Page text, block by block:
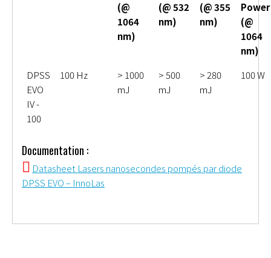
(@
1064
nm)
(@ 532
nm)
(@ 355
nm)
Power
(@
1064
nm)
DPSS
EVO
IV -
100
100 Hz
> 1000
mJ
> 500
mJ
> 280
mJ
100 W
Documentation :
Datasheet Lasers nanosecondes pompés par diode
DPSS EVO – InnoLas